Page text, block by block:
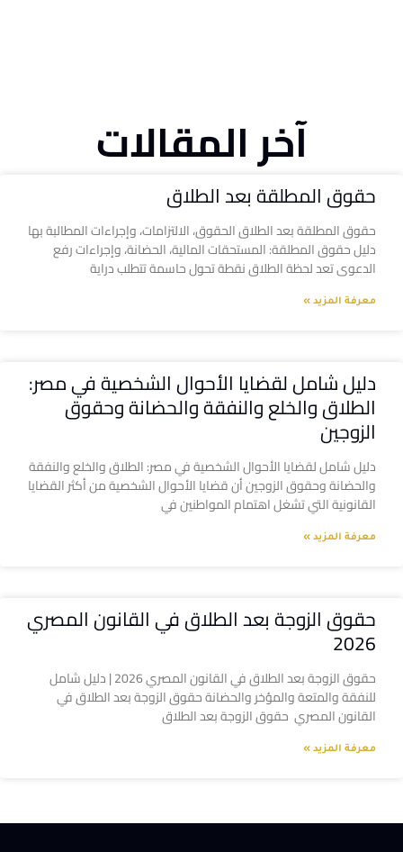
آخر المقالات
حقوق المطلقة بعد الطلاق
حقوق المطلقة بعد الطلاق الحقوق، الالتزامات، وإجراءات المطالبة بها
دليل حقوق المطلقة: المستحقات المالية، الحضانة، وإجراءات رفع
الدعوى تعد لحظة الطلاق نقطة تحول حاسمة تتطلب دراية
معرفة المزيد »
دليل شامل لقضايا الأحوال الشخصية في مصر:
الطلاق والخلع والنفقة والحضانة وحقوق
الزوجين
دليل شامل لقضايا الأحوال الشخصية في مصر: الطلاق والخلع والنفقة
والحضانة وحقوق الزوجين أن قضايا الأحوال الشخصية من أكثر القضايا
القانونية التي تشغل اهتمام المواطنين في
معرفة المزيد »
حقوق الزوجة بعد الطلاق في القانون المصري
2026
حقوق الزوجة بعد الطلاق في القانون المصري 2026 | دليل شامل
للنفقة والمتعة والمؤخر والحضانة حقوق الزوجة بعد الطلاق في
القانون المصري حقوق الزوجة بعد الطلاق
معرفة المزيد »